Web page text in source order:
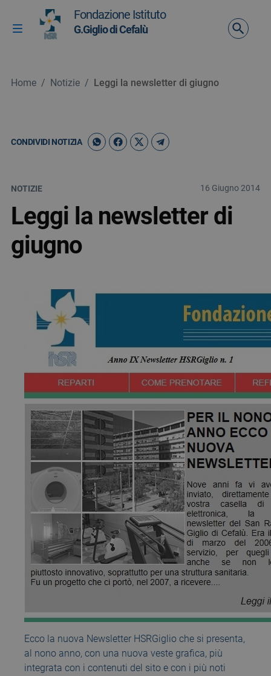
Vai ai contenuti
Vai al menu di navigazione
Vai al footer
Attiva / disattiva la navigazione
Fondazione Istituto
G.Giglio di Cefalù
Home / Notizie / Leggi la newsletter di giugno
CONDIVIDI NOTIZIA
NOTIZIE 16 Giugno 2014
Leggi la newsletter di
giugno
Ecco la nuova Newsletter HSRGiglio che si presenta,
al nono anno, con una nuova veste grafica, più
integrata con i contenuti del sito e con i più noti